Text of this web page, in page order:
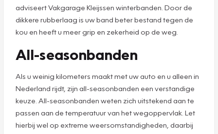
adviseert Vakgarage Kleijssen winterbanden. Door de
dikkere rubberlaag is uw band beter bestand tegen de
kou en heeft u meer grip en zekerheid op de weg.
All-seasonbanden
Als u weinig kilometers maakt met uw auto en u alleen in
Nederland rijdt, zijn all-seasonbanden een verstandige
keuze. All-seasonbanden weten zich uitstekend aan te
passen aan de temperatuur van het wegoppervlak. Let
hierbij wel op extreme weersomstandigheden, daarbij